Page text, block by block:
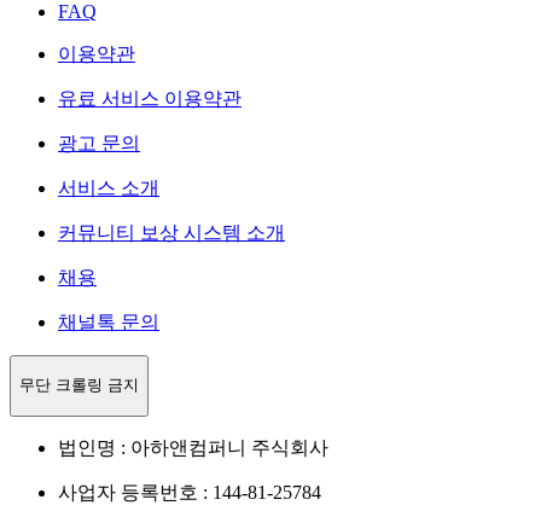
FAQ
이용약관
유료 서비스 이용약관
광고 문의
서비스 소개
커뮤니티 보상 시스템 소개
채용
채널톡 문의
무단 크롤링 금지
법인명 : 아하앤컴퍼니 주식회사
사업자 등록번호 : 144-81-25784